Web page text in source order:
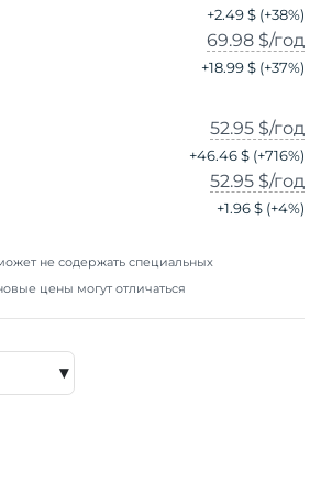
+2.49 $ (+38%)
69.98 $/год
+18.99 $ (+37%)
52.95 $/год
+46.46 $ (+716%)
52.95 $/год
+1.96 $ (+4%)
не содержать специальных
цены могут отличаться
▾